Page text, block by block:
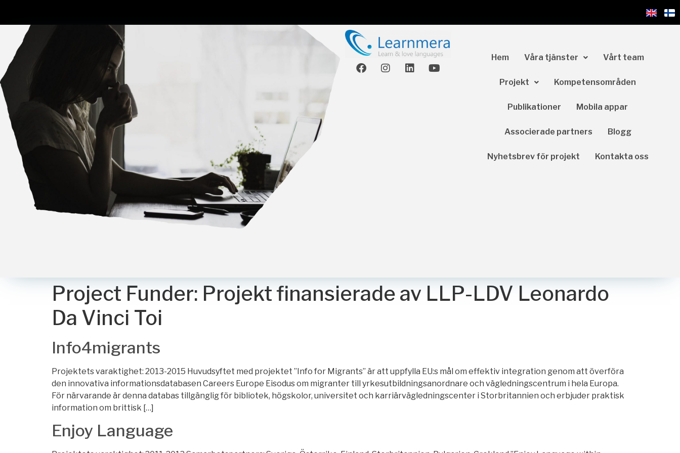
Hem Våra tjänster Vårt team
Projekt Kompetensområden
Publikationer Mobila appar
Associerade partners Blogg
Nyhetsbrev för projekt Kontakta oss
Project Funder: Projekt finansierade av LLP-LDV Leonardo
Da Vinci Toi
Info4migrants
Projektets varaktighet: 2013-2015 Huvudsyftet med projektet ”Info for Migrants” är att uppfylla EU:s mål om effektiv integration genom att överföra
den innovativa informationsdatabasen Careers Europe Eisodus om migranter till yrkesutbildningsanordnare och vägledningscentrum i hela Europa.
För närvarande är denna databas tillgänglig för bibliotek, högskolor, universitet och karriärvägledningscenter i Storbritannien och erbjuder praktisk
information om brittisk […]
Enjoy Language